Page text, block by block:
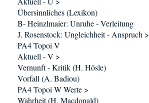
Übersinnliches (Lexikon)
B- Heinzlmaier: Unruhe - Verleitung
J. Rosenstock: Ungleichheit - Anspruch >
PA4 Topoi V
Aktuell - V >
Vernunft - Kritik (H. Hösle)
Vorfall (A. Badiou)
PA4 Topoi W Werte >
Wahrheit (H. Macdonald)